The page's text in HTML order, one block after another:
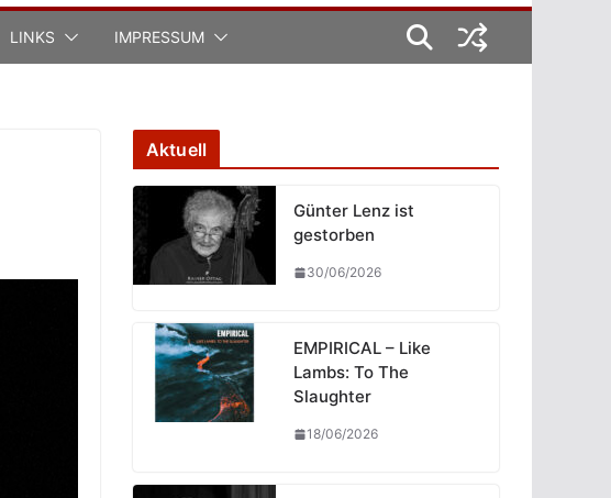
LINKS IMPRESSUM
Aktuell
Günter Lenz ist
gestorben
30/06/2026
EMPIRICAL – Like
Lambs: To The
Slaughter
18/06/2026